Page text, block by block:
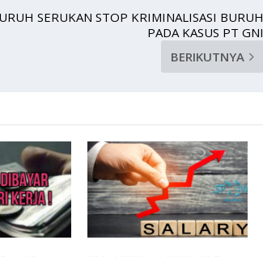
SERUKAN STOP KRIMINALISASI BURUH
PADA KASUS PT GNI
BERIKUTNYA